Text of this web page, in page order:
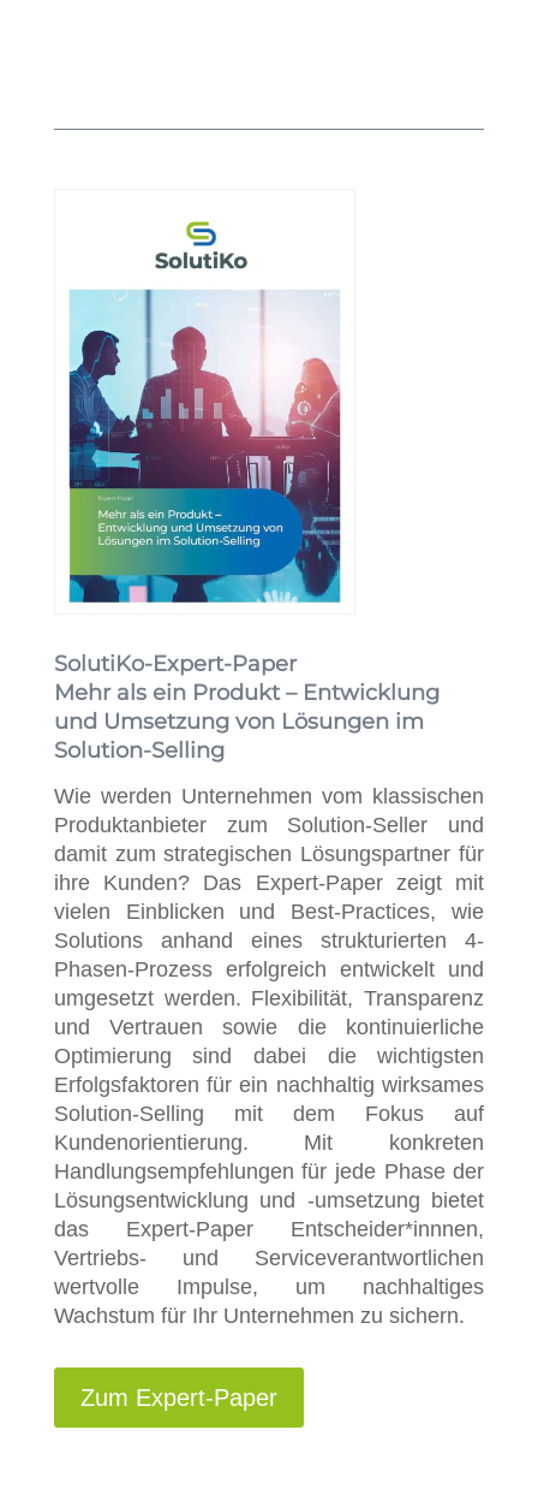
SolutiKo-Expert-Paper
Mehr als ein Produkt – Entwicklung
und Umsetzung von Lösungen im
Solution-Selling
Wie werden Unternehmen vom klassischen
Produktanbieter zum Solution-Seller und
damit zum strategischen Lösungspartner für
ihre Kunden? Das Expert-Paper zeigt mit
vielen Einblicken und Best-Practices, wie
Solutions anhand eines strukturierten 4-
Phasen-Prozess erfolgreich entwickelt und
umgesetzt werden. Flexibilität, Transparenz
und Vertrauen sowie die kontinuierliche
Optimierung sind dabei die wichtigsten
Erfolgsfaktoren für ein nachhaltig wirksames
Solution-Selling mit dem Fokus auf
Kundenorientierung. Mit konkreten
Handlungsempfehlungen für jede Phase der
Lösungsentwicklung und -umsetzung bietet
das Expert-Paper Entscheider*innnen,
Vertriebs- und Serviceverantwortlichen
wertvolle Impulse, um nachhaltiges
Wachstum für Ihr Unternehmen zu sichern.
Zum Expert-Paper